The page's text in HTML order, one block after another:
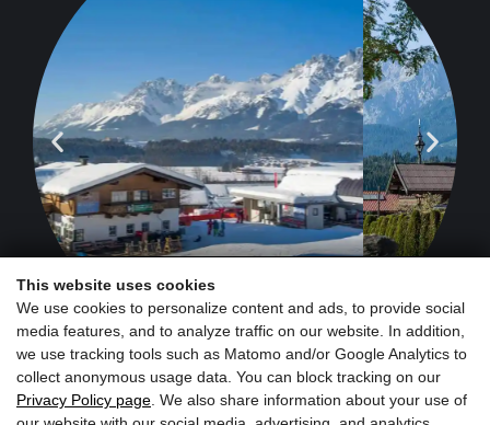
This website uses cookies
We use cookies to personalize content and ads, to provide social
media features, and to analyze traffic on our website. In addition,
we use tracking tools such as Matomo and/or Google Analytics to
collect anonymous usage data. You can block tracking on our
Privacy Policy page . We also share information about your use of